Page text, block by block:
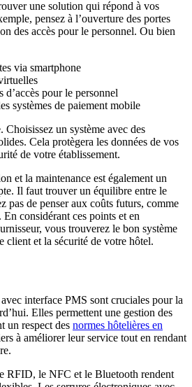
une solution qui répond à vos
pensez à l’ouverture des portes
des accès pour le personnel. Ou bien
via smartphone
d’accès pour le personnel
systèmes de paiement mobile
un système avec des
Cela protègera les données de vos
de votre établissement.
et la maintenance est également un
Il faut trouver un équilibre entre le
pas de penser aux coûts futurs, comme
considérant ces points et en
vous trouverez le bon système
client et la sécurité de votre hôtel.
interface PMS sont cruciales pour la
Elles permettent une gestion des
un respect des normes hôtelières en
à améliorer leur service tout en rendant
RFID, le NFC et le Bluetooth rendent